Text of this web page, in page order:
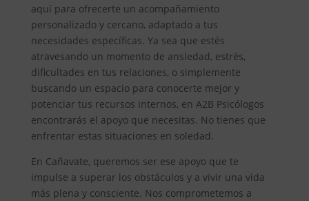
aquí para ofrecerte un acompañamiento
personalizado y cercano, adaptado a tus
necesidades específicas. Ya sea que estés
atravesando un momento de ansiedad, estrés,
dificultades en tus relaciones, o simplemente
buscando un espacio para conocerte mejor y
potenciar tus recursos internos, en A2B Psicólogos
encontrarás el apoyo que necesitas. No tienes que
enfrentar estas situaciones en soledad.
En Cañavate, queremos ser ese apoyo que te
impulse a superar los obstáculos y a vivir una vida
más plena y consciente. Nos comprometemos a